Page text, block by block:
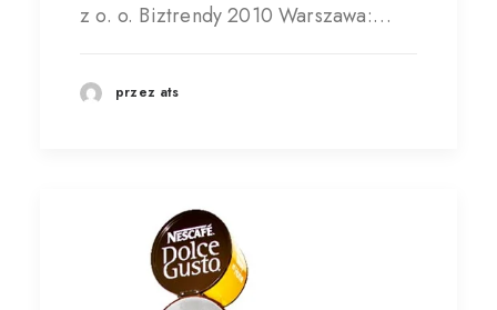
z o. o. Biztrendy 2010 Warszawa:…
przez ats